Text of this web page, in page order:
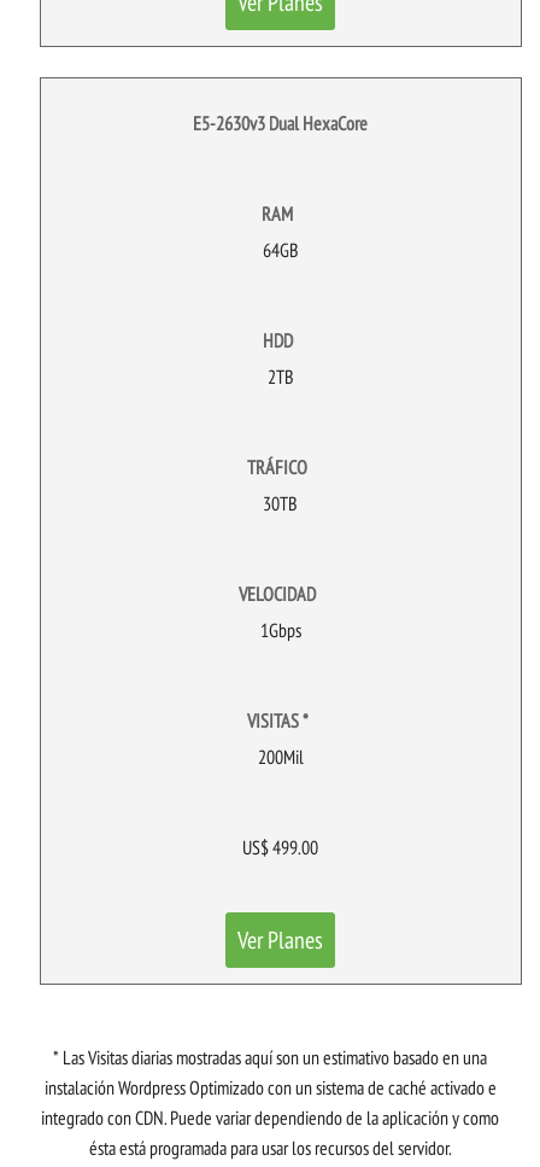
E5-2630v3 Dual HexaCore
RAM
64GB
HDD
2TB
TRÁFICO
30TB
VELOCIDAD
1Gbps
VISITAS *
200Mil
US$ 499.00
Ver Planes
* Las Visitas diarias mostradas aquí son un estimativo basado en una
instalación Wordpress Optimizado con un sistema de caché activado e
integrado con CDN. Puede variar dependiendo de la aplicación y como
ésta está programada para usar los recursos del servidor.